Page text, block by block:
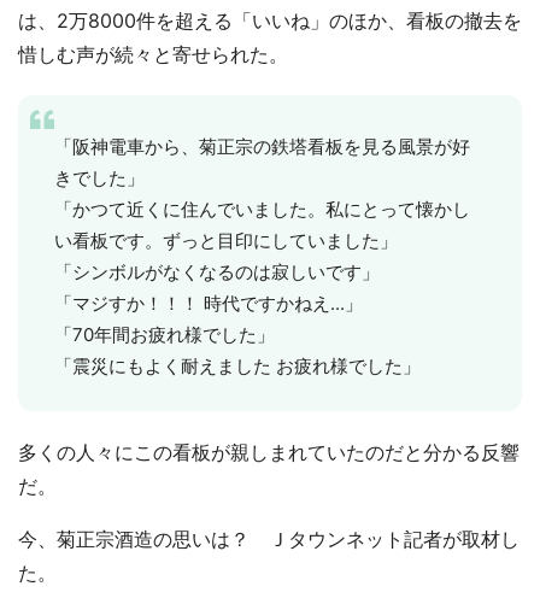
は、2万8000件を超える「いいね」のほか、看板の撤去を
惜しむ声が続々と寄せられた。
「阪神電車から、菊正宗の鉄塔看板を見る風景が好
きでした」
「かつて近くに住んでいました。私にとって懐かし
い看板です。ずっと目印にしていました」
「シンボルがなくなるのは寂しいです」
「マジすか！！！ 時代ですかねえ...」
「70年間お疲れ様でした」
「震災にもよく耐えました お疲れ様でした」
多くの人々にこの看板が親しまれていたのだと分かる反響
だ。
今、菊正宗酒造の思いは？ Ｊタウンネット記者が取材し
た。